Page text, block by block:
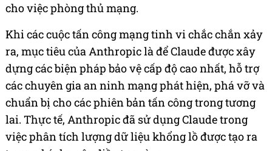
cho việc phòng thủ mạng.
Khi các cuộc tấn công mạng tinh vi chắc chắn xảy
ra, mục tiêu của Anthropic là để Claude được xây
dựng các biện pháp bảo vệ cấp độ cao nhất, hỗ trợ
các chuyên gia an ninh mạng phát hiện, phá vỡ và
chuẩn bị cho các phiên bản tấn công trong tương
lai. Thực tế, Anthropic đã sử dụng Claude trong
việc phân tích lượng dữ liệu khổng lồ được tạo ra